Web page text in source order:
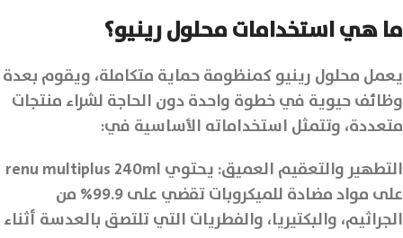
ما هي استخدامات محلول رينيو؟
يعمل محلول رينيو كمنظومة حماية متكاملة، ويقوم بعدة
وظائف حيوية في خطوة واحدة دون الحاجة لشراء منتجات
متعددة، وتتمثل استخداماته الأساسية في:
التطهير والتعقيم العميق: يحتوي renu multiplus 240ml
على مواد مضادة للميكروبات تقضي على 99.9% من
الجراثيم، والبكتيريا، والفطريات التي تلتصق بالعدسة أثناء